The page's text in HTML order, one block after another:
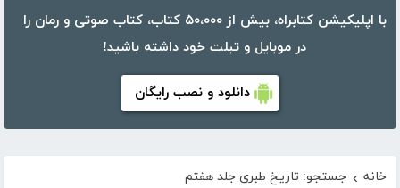
با اپلیکیشن کتابراه، بیش از ۵۰،۰۰۰ کتاب، کتاب صوتی و رمان را
در موبایل و تبلت خود داشته باشید!
دانلود و نصب رایگان
خانه › جستجو: تاریخ طبری جلد هفتم